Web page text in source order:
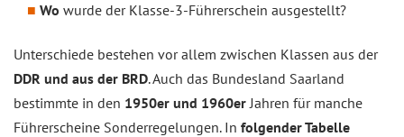
Wo wurde der Klasse-3-Führerschein ausgestellt?
Unterschiede bestehen vor allem zwischen Klassen aus der
DDR und aus der BRD. Auch das Bundesland Saarland
bestimmte in den 1950er und 1960erJahren für manche
Führerscheine Sonderregelungen. In folgender Tabelle